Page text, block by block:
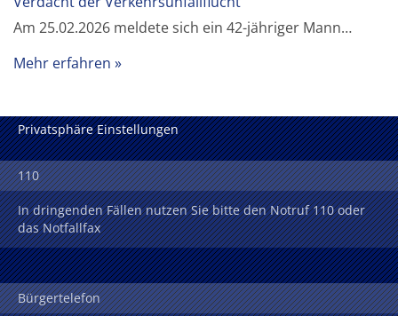
Am 25.02.2026 meldete sich ein 42-jähriger Mann…
Mehr erfahren
Privatsphäre Einstellungen
110
In dringenden Fällen nutzen Sie bitte den Notruf 110 oder
das Notfallfax
Bürgertelefon